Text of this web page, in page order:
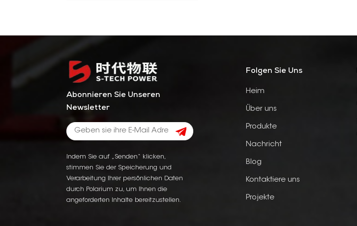
Abonnieren Sie Unseren
Newsletter
Indem Sie auf „Senden“ klicken,
stimmen Sie der Speicherung und
Verarbeitung Ihrer persönlichen Daten
durch Polarium zu, um Ihnen die
angeforderten Inhalte bereitzustellen.
Folgen Sie Uns
Heim
Über uns
Produkte
Nachricht
Blog
Kontaktiere uns
Projekte